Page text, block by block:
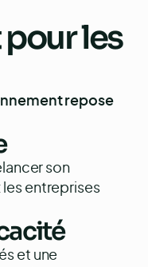
les
repose
son
entreprises
et une